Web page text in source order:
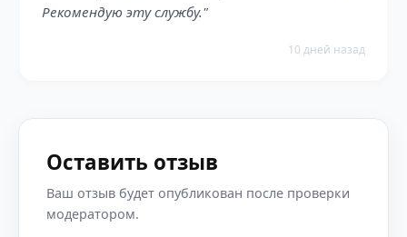
Рекомендую эту службу."
10 дней назад
Оставить отзыв
Ваш отзыв будет опубликован после проверки
модератором.